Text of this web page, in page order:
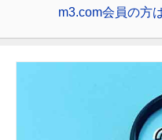
m3.com会員の方